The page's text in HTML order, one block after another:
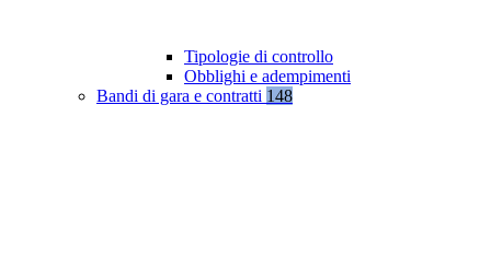
Tipologie di controllo
Obblighi e adempimenti
Bandi di gara e contratti 148